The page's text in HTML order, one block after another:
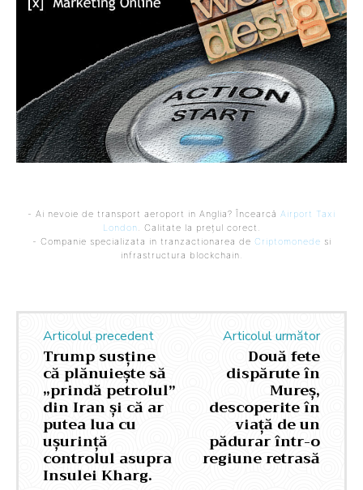
- Ai nevoie de transport aeroport in Anglia? Încearcă Airport Taxi
London. Calitate la prețul corect.
- Companie specializata in tranzactionarea de Criptomonede si
infrastructura blockchain.
Articolul precedent
Trump susține
că plănuiește să
„prindă petrolul”
din Iran și că ar
putea lua cu
ușurință
controlul asupra
Insulei Kharg.
Articolul următor
Două fete
dispărute în
Mureș,
descoperite în
viaţă de un
pădurar într-o
regiune retrasă